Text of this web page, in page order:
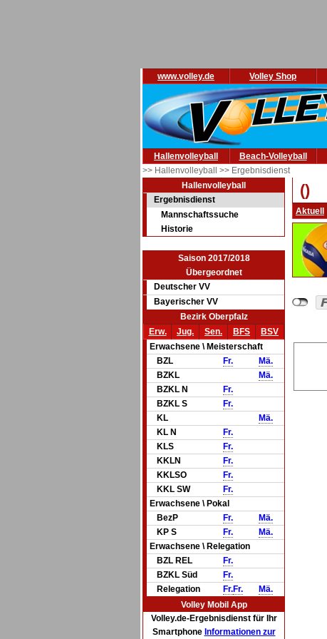
www.volley.de Volley Shop
Hallenvolleyball Beach-Volleyball
>> Hallenvolleyball >> Ergebnisdienst
Hallenvolleyball
Ergebnisdienst
Mannschaftssuche
Historie
Saison 2017/2018
Übergeordnet
Deutscher VV
Bayerischer VV
Bezirk Oberpfalz
Erw.
Jug. Sen. BFS
BSV
Erwachsene \ Meisterschaft
BZL
Fr.
Mä.
BZKL
Mä.
BZKL N
Fr.
BZKL S
Fr.
KL
Mä.
KL N
Fr.
KLS
Fr.
KKLN
Fr.
KKLSO
Fr.
KKL SW
Fr.
Erwachsene \ Pokal
BezP
Fr.
Mä.
KP S
Fr.
Mä.
Erwachsene \ Relegation
BZL REL
Fr.
BZKL Süd
Fr.
Relegation
Fr.Fr.
Mä.
Volley Mobil App
Volley.de-Ergebnisdienst für Ihr
Smartphone Informationen zur
()
Aktuell